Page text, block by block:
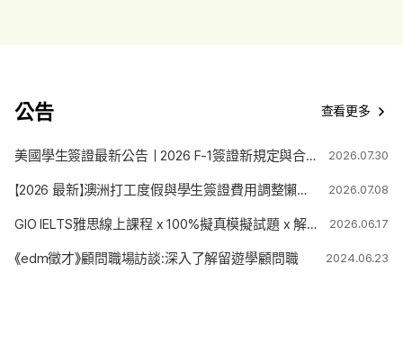
公告 查看更多
美國學生簽證最新公告｜2026 F-1簽證新規定與合法停留期限變更解析 2026.07.30
【2026 最新】澳洲打工度假與學生簽證費用調整懶人包 2026.07.08
GIO IELTS雅思線上課程 x 100%擬真模擬試題 x 解題技巧 2026.06.17
《edm徵才》顧問職場訪談:深入了解留遊學顧問職 2024.06.23